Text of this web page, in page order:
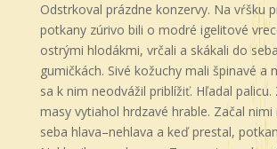
Odstrkoval prázdne konzervy. Na vŕšku
potkany zúrivo bili o modré igelitové
ostrými hlodákmi, vrčali a skákali do
gumičkách. Sivé kožuchy mali špinavé a
sa k nim neodvážil priblížiť. Hľadal palicu.
masy vytiahol hrdzavé hrable. Začal
seba hlava–nehlava a keď prestal,